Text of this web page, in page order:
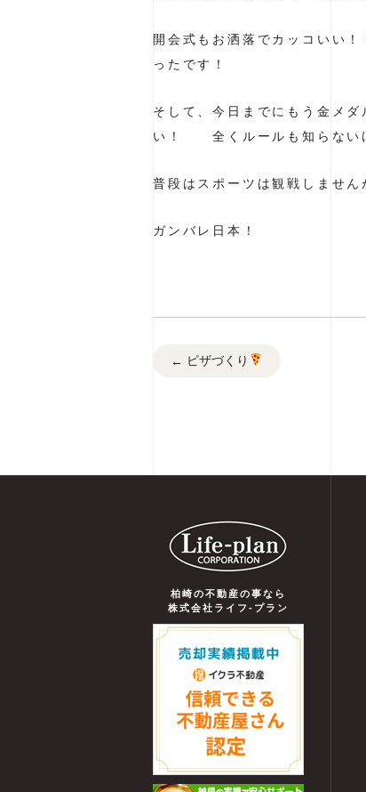
開会式もお洒落でカッコいい
ったです！
そして、今日までにもう金メ
い！ 全くルールも知らないけ
普段はスポーツは観戦しません
ガンバレ日本！
← ピザづくり
柏崎の不動産の事なら
株式会社ライフ-プラン